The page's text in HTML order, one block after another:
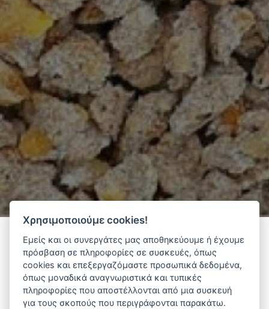
Φίλτρα
Χρησιμοποιούμε cookies!
Εμείς και οι συνεργάτες μας αποθηκεύουμε ή έχουμε
πρόσβαση σε πληροφορίες σε συσκευές, όπως
cookies και επεξεργαζόμαστε προσωπικά δεδομένα,
όπως μοναδικά αναγνωριστικά και τυπικές
πληροφορίες που αποστέλλονται από μια συσκευή
για τους σκοπούς που περιγράφονται παρακάτω.